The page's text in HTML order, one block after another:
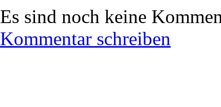
Es sind noch keine
Kommentar schreiben